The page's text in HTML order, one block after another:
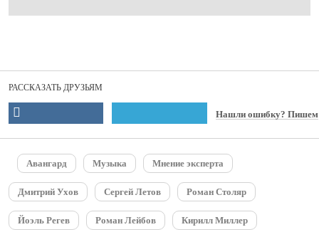
РАССКАЗАТЬ ДРУЗЬЯМ
Нашли ошибку? Пишем
Авангард Музыка Мнение эксперта
Дмитрий Ухов Сергей Летов Роман Столяр
Йоэль Регев Роман Лейбов Кирилл Миллер